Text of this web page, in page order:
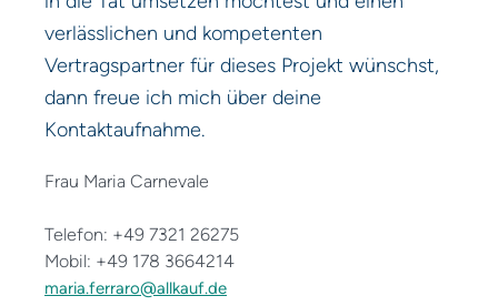
verlässlichen und kompetenten
Vertragspartner für dieses Projekt wünschst,
dann freue ich mich über deine
Kontaktaufnahme.
Frau Maria Carnevale
Telefon: +49 7321 26275
Mobil: +49 178 3664214
maria.ferraro@allkauf.de